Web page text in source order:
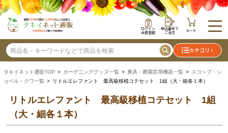
ログイン
会員登録
申込番号で
ご注文 カート
カテゴリ
タキイネット通販TOP > ガーデニンググッズ一覧 > 農具・農園芸用機器一覧 > スコップ・シ
ョベル・クワ一覧 > リトルエレファント 最高級移植コテセット 1組（大・細各１本）
リトルエレファント 最高級移植コテセット 1組
（大・細各１本）